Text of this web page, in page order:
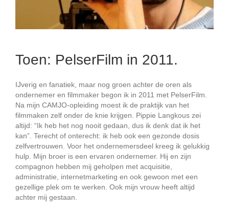
Toen: PelserFilm in 2011.
IJverig en fanatiek, maar nog groen achter de oren als
ondernemer en filmmaker begon ik in 2011 met PelserFilm.
Na mijn CAMJO-opleiding moest ik de praktijk van het
filmmaken zelf onder de knie krijgen. Pippie Langkous zei
altijd: “Ik heb het nog nooit gedaan, dus ik denk dat ik het
kan”. Terecht of onterecht: ik heb ook een gezonde dosis
zelfvertrouwen. Voor het ondernemersdeel kreeg ik gelukkig
hulp. Mijn broer is een ervaren ondernemer. Hij en zijn
compagnon hebben mij geholpen met acquisitie,
administratie, internetmarketing en ook gewoon met een
gezellige plek om te werken. Ook mijn vrouw heeft altijd
achter mij gestaan.